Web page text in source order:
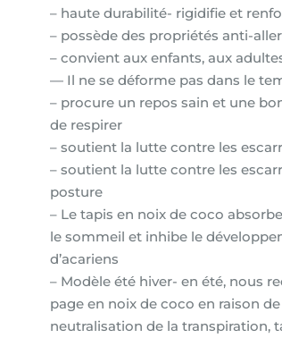
– haute durabilité- rigidifie et
– possède des propriétés anti-
– convient aux enfants, aux
— Il ne se déforme pas dans le
– procure un repos sain et une
de respirer
– soutient la lutte contre les
– soutient la lutte contre les
posture
– Le tapis en noix de coco
le sommeil et inhibe le
d’acariens
– Modèle été hiver- en été, nous
page en noix de coco en raison
neutralisation de la transpiration,